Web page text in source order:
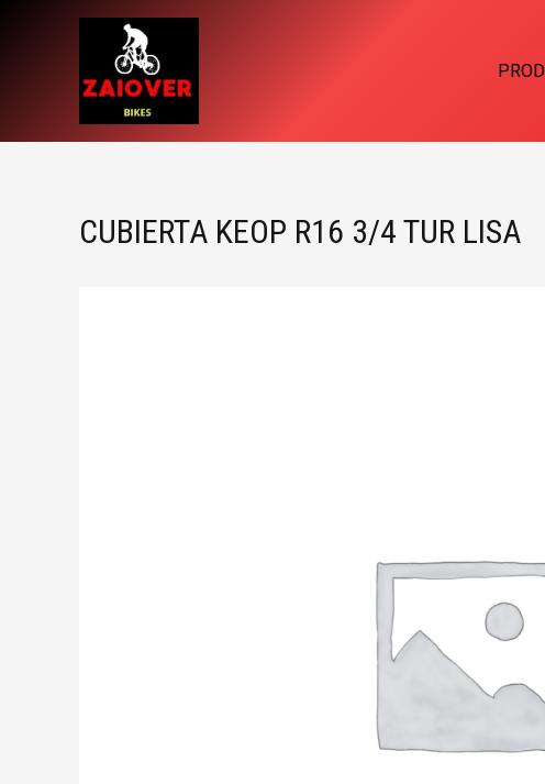
CUBIERTA KEOP R16 3/4 TUR LISA